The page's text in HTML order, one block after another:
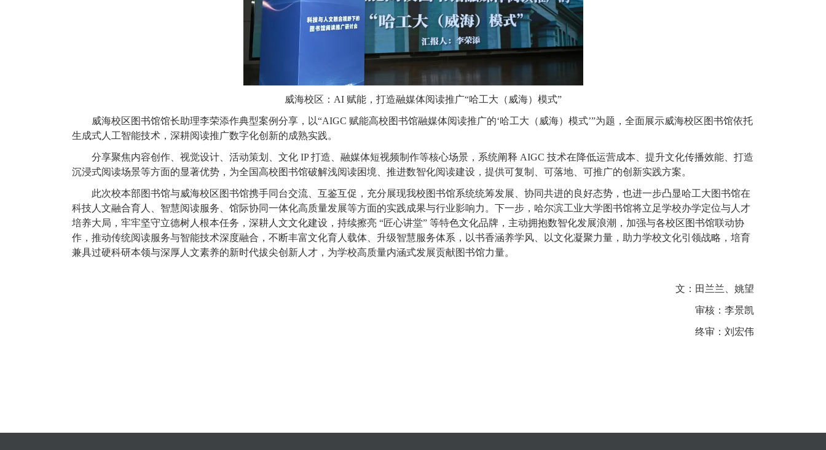
威海校区：AI 赋能，打造融媒体阅读推广“哈工大（威海）模式”
威海校区图书馆馆长助理李荣添作典型案例分享，以“AIGC 赋能高校图书馆融媒体阅读推广的‘哈工大（威海）模式’”为题，全面展示威海校区图书馆依托
生成式人工智能技术，深耕阅读推广数字化创新的成熟实践。
分享聚焦内容创作、视觉设计、活动策划、文化 IP 打造、融媒体短视频制作等核心场景，系统阐释 AIGC 技术在降低运营成本、提升文化传播效能、打造
沉浸式阅读场景等方面的显著优势，为全国高校图书馆破解浅阅读困境、推进数智化阅读建设，提供可复制、可落地、可推广的创新实践方案。
此次校本部图书馆与威海校区图书馆携手同台交流、互鉴互促，充分展现我校图书馆系统统筹发展、协同共进的良好态势，也进一步凸显哈工大图书馆在
科技人文融合育人、智慧阅读服务、馆际协同一体化高质量发展等方面的实践成果与行业影响力。下一步，哈尔滨工业大学图书馆将立足学校办学定位与人才
培养大局，牢牢坚守立德树人根本任务，深耕人文文化建设，持续擦亮 “匠心讲堂” 等特色文化品牌，主动拥抱数智化发展浪潮，加强与各校区图书馆联动协
作，推动传统阅读服务与智能技术深度融合，不断丰富文化育人载体、升级智慧服务体系，以书香涵养学风、以文化凝聚力量，助力学校文化引领战略，培育
兼具过硬科研本领与深厚人文素养的新时代拔尖创新人才，为学校高质量内涵式发展贡献图书馆力量。
文：田兰兰、姚望
审核：李景凯
终审：刘宏伟